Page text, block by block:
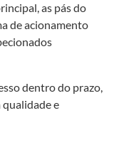
as pás do
de acionamento
dentro do prazo,
e